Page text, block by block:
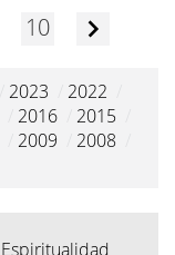
10
2023 2022
2016 2015
2009 2008
Espiritualidad